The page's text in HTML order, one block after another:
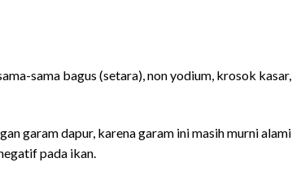
sama bagus (setara), non yodium, krosok kasar,
garam dapur, karena garam ini masih murni alami
pada ikan.